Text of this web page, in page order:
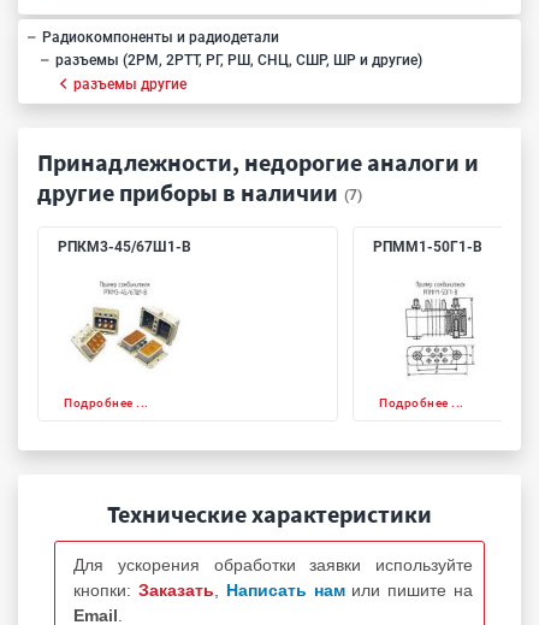
Радиокомпоненты и радиодетали
разъемы (2РМ, 2РТТ, РГ, РШ, СНЦ, СШР, ШР и другие)
разъемы другие
Принадлежности, недорогие аналоги и
другие приборы в наличии (7)
РПКМ3-45/67Ш1-В
Подробнее ...
РПММ1-50Г1-В
Подробнее ...
Технические характеристики
Для ускорения обработки заявки используйте
кнопки: Заказать Написать нам или пишите на
Email